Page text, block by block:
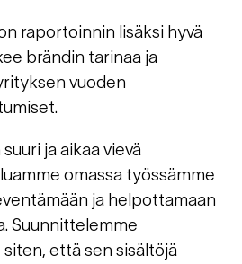
raportoinnin lisäksi hyvä
brändin tarinaa ja
vuoden
ja aikaa vievä
omassa työssämme
ja helpottamaan
Suunnittelemme
että sen sisältöjä